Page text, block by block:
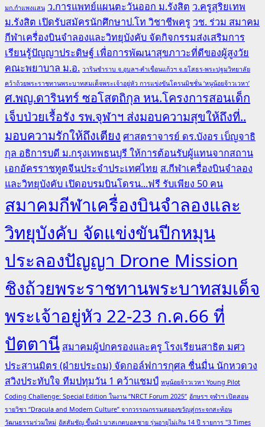
มก.กำแพงแสน ว.การแพทย์แผนตะวันออก ม.รังสิต ว.ครูสุริยเทพ
ม.รังสิต เปิดรับสมัครนักศึกษาป.โท วิชาชีพครู วช. ร่วม สมาคม
กีฬาเครื่องบินจำลองและวิทยุบังคับ จัดกิจกรรมส่งเสริมการ
เรียนรู้ปัญญาประดิษฐ์ เพื่อการพัฒนาสุขภาวะที่ดีของผู้สูงวัย
คณะพยาบาล ม.อ. วารินชำราบ จ.อุบลฯ-คำเขื่อนแก้วฯ จ.ยโสธร-พระปฐมวิทยาลัย
คว้าถ้วยพระราชทานพระบาทสมเด็จพระเจ้าอยู่หัว การแข่งขันโดรนมิชชั่น ‘หนูน้อยจ้าวเวหา’
ศ.พญ.ดารินทร์ ซอโสตถิกุล หน.โครงการสอนเด็ก
เจ็บป่วยเรื้อรัง รพ.จุฬาฯ ส่งมอบความสุขให้ถึงที่..
มอบความรักให้ถึงเตียง ศาสตราจารย์ ดร.บังอร เบ็ญจาธิ
กุล อธิการบดี ม.กรุงเทพธนบุรี ให้การต้อนรับผู้แทนจากสถาน
เอกอัครราชทูตจีนประจำประเทศไทย ส.กีฬาเครื่องบินจำลอง
และวิทยุบังคับ เปิดอบรมบินโดรน...ฟรี รับเพียง 50 คน
สมาคมกีฬาเครื่องบินจำลองและ
วิทยุบังคับ จัดแข่งขันปีกหมุน
ประลองปัญญา Drone Mission
ชิงถ้วยพระราชทานพระบาทสมเด็จ
พระเจ้าอยู่หัว 22-23 ก.ค.66 ที่
ปัตตานี สมาคมผู้ปกครองและครู โรงเรียนสาธิต มศว
ประสานมิตร (ฝ่ายประถม) จัดกอล์ฟการกุศล ชื่นมื่น นักหวดวง
สวิงประทับใจ ทีมปทุมวัน 1 คว้าแชมป์ หนูน้อยจ้าวเวหา Young Pilot
Coding Challenge: Special Edition ในงาน “NRCT Forum 2025” อักษรฯ จุฬาฯ เปิดสอน
รายวิชา “Dracula and Modern Culture” จากวรรณกรรมสยองขวัญสู่กระจกสะท้อน
วัฒนธรรมร่วมใหม่ อัสสัมชัญ ขึ้นนำ บาสเกตบอลชาย รุ่นอายุไม่เกิน 14 ปี รายการ "3 Times